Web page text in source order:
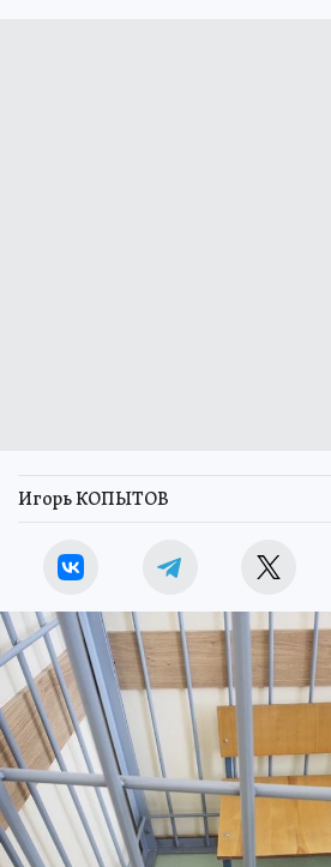
Игорь КОПЫТОВ